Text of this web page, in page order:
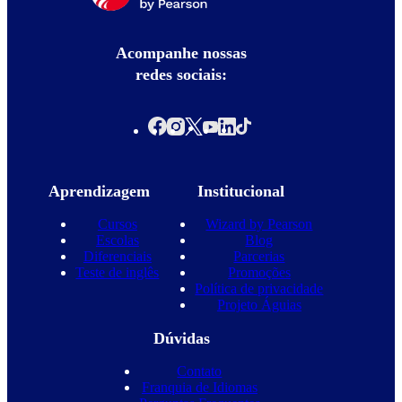
Acompanhe nossas
redes sociais:
Aprendizagem
Cursos
Escolas
Diferenciais
Teste de inglês
Institucional
Wizard by Pearson
Blog
Parcerias
Promoções
Política de privacidade
Projeto Águias
Dúvidas
Contato
Franquia de Idiomas